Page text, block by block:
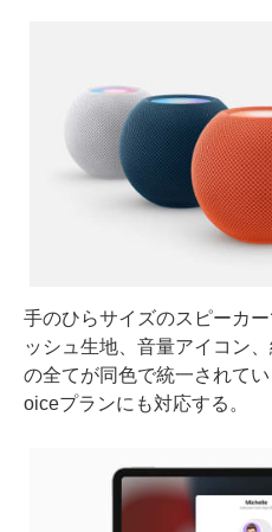
手のひらサイズのスピーカ
ッシュ生地、音量アイコン
の全てが同色で統一されて
oiceプランにも対応する。